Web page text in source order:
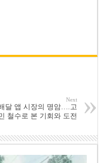
Next
달 앱 시장의 명암….고
철수로 본 기회와 도전